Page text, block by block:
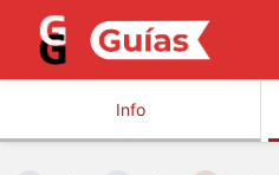
Info